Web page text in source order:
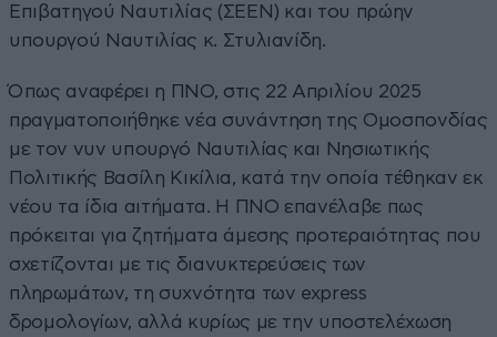
Επιβατηγού Ναυτιλίας (ΣΕΕΝ) και του πρώην
υπουργού Ναυτιλίας κ. Στυλιανίδη.
Όπως αναφέρει η ΠΝΟ, στις 22 Απριλίου 2025
πραγματοποιήθηκε νέα συνάντηση της Ομοσπονδίας
με τον νυν υπουργό Ναυτιλίας και Νησιωτικής
Πολιτικής Βασίλη Κικίλια, κατά την οποία τέθηκαν εκ
νέου τα ίδια αιτήματα. Η ΠΝΟ επανέλαβε πως
πρόκειται για ζητήματα άμεσης προτεραιότητας που
σχετίζονται με τις διανυκτερεύσεις των
πληρωμάτων, τη συχνότητα των express
δρομολογίων, αλλά κυρίως με την υποστελέχωση